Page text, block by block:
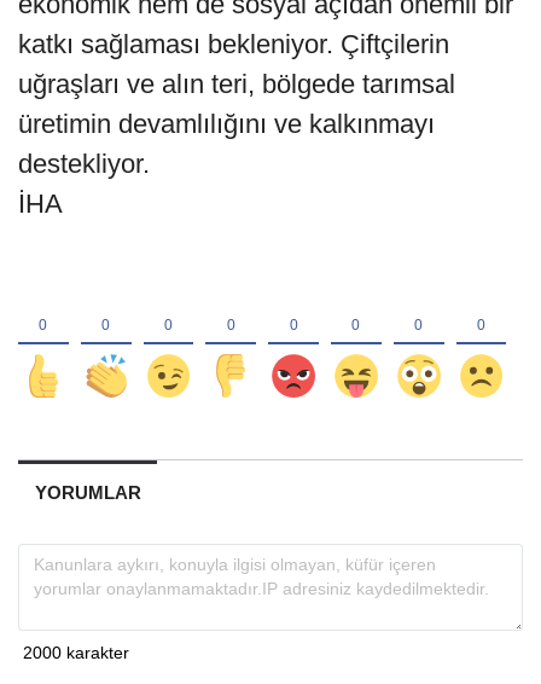
katkı sağlaması bekleniyor. Çiftçilerin
uğraşları ve alın teri, bölgede tarımsal
üretimin devamlılığını ve kalkınmayı
destekliyor.
İHA
YORUMLAR